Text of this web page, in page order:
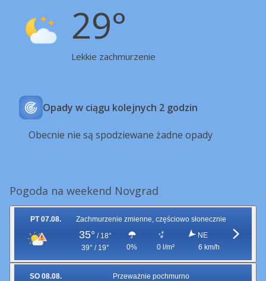
29°
Lekkie zachmurzenie
Opady w ciągu kolejnych 2 godzin
Obecnie nie są spodziewane żadne opady
Pogoda na weekend Novgrad
PT 07.08. Zachmurzenie zmienne, częściowo słonecznie
35° / 18°
39° / 19°
0% 0 l/m²
NE
6 km/h
SO 08.08. Przeważnie pochmurno